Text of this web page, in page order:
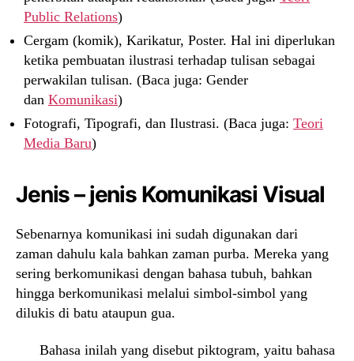
Public Relations)
Cergam (komik), Karikatur, Poster. Hal ini diperlukan
ketika pembuatan ilustrasi terhadap tulisan sebagai
perwakilan tulisan. (Baca juga: Gender
dan Komunikasi)
Fotografi, Tipografi, dan Ilustrasi. (Baca juga: Teori
Media Baru)
Jenis – jenis Komunikasi Visual
Sebenarnya komunikasi ini sudah digunakan dari
zaman dahulu kala bahkan zaman purba. Mereka yang
sering berkomunikasi dengan bahasa tubuh, bahkan
hingga berkomunikasi melalui simbol-simbol yang
dilukis di batu ataupun gua.
Bahasa inilah yang disebut piktogram, yaitu bahasa